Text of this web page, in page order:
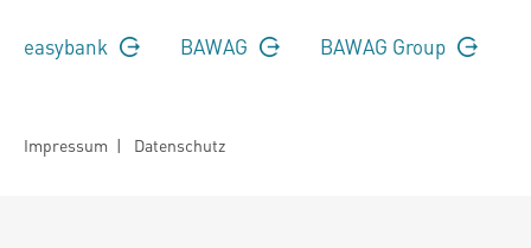
easybank BAWAG BAWAG Group
Impressum | Datenschutz